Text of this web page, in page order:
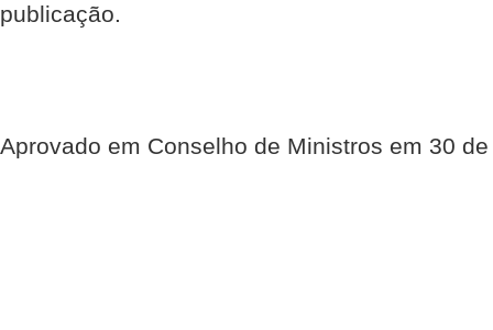
publicação.
Aprovado em Conselho de Ministros em 30